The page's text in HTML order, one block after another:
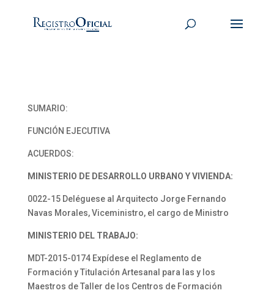
SUMARIO:
FUNCIÓN EJECUTIVA
ACUERDOS:
MINISTERIO DE DESARROLLO URBANO Y VIVIENDA:
0022-15 Deléguese al Arquitecto Jorge Fernando
Navas Morales, Viceministro, el cargo de Ministro
MINISTERIO DEL TRABAJO:
MDT-2015-0174 Expídese el Reglamento de
Formación y Titulación Artesanal para las y los
Maestros de Taller de los Centros de Formación